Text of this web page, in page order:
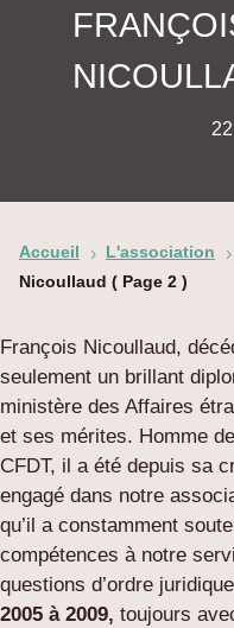
Accueil 5 L'association 5
Nicoullaud ( Page 2 )
François Nicoullaud,
seulement un brillant
ministère des Affaires
et ses mérites. Homme
CFDT, il a été depuis sa
engagé dans notre
qu’il a constamment
compétences à notre
questions d’ordre
2005 à 2009, toujours